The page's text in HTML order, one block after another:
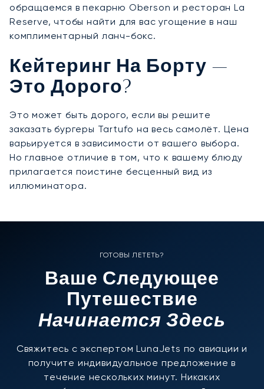
обращаемся в пекарню Oberson и ресторан La
Reserve, чтобы найти для вас угощение в наш
комплиментарный ланч-бокс.
Кейтеринг На Борту —
Это Дорого?
Это может быть дорого, если вы решите
заказать бургеры Tartufo на весь самолёт. Цена
варьируется в зависимости от вашего выбора.
Но главное отличие в том, что к вашему блюду
прилагается поистине бесценный вид из
иллюминатора.
ГОТОВЫ ЛЕТЕТЬ?
Ваше Следующее
Путешествие
Начинается Здесь
Свяжитесь с экспертом LunaJets по авиации и
получите индивидуальное предложение в
течение нескольких минут. Никаких